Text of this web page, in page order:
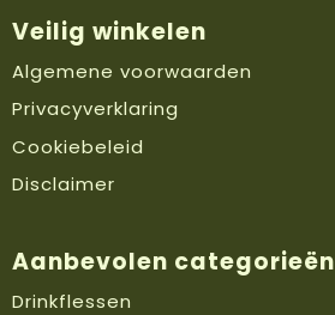
Veilig winkelen
Algemene voorwaarden
Privacyverklaring
Cookiebeleid
Disclaimer
Aanbevolen categorieën
Drinkflessen